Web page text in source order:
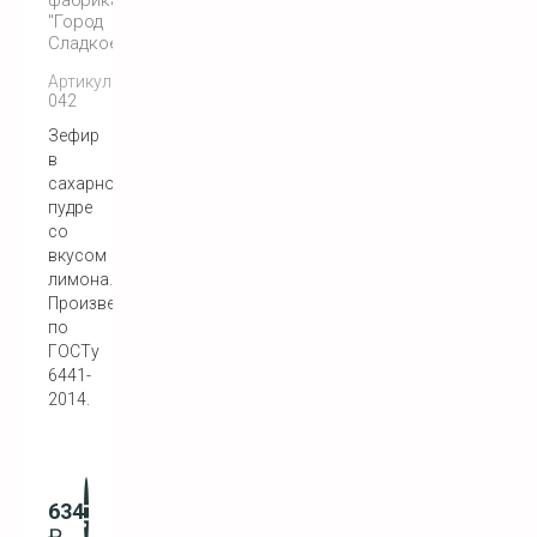
"Город
Сладкоежек"
Артикул:
042
Зефир
в
сахарной
пудре
со
вкусом
лимона.
Произведен
по
ГОСТу
6441-
2014.
634